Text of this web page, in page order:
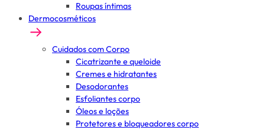
Roupas íntimas
Dermocosméticos
Cuidados com Corpo
Cicatrizante e queloide
Cremes e hidratantes
Desodorantes
Esfoliantes corpo
Óleos e loções
Protetores e bloqueadores corpo